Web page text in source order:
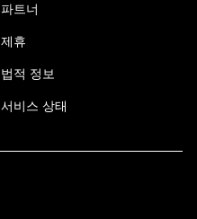
파트너
제휴
법적 정보
서비스 상태